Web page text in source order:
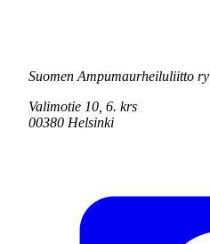
Suomen Ampumaurheiluliitto ry
Valimotie 10, 6. krs
00380 Helsinki